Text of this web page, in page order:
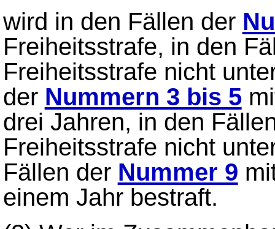
wird in den Fällen der
Freiheitsstrafe, in den
Freiheitsstrafe nicht
der Nummern 3 bis 5
drei Jahren, in den
Freiheitsstrafe nicht
Fällen der Nummer 9
einem Jahr bestraft.